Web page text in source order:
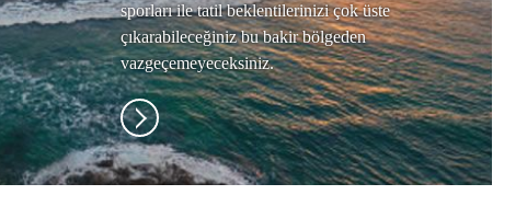
sporları ile tatil beklentilerinizi çok üste
çıkarabileceğiniz bu bakir bölgeden
vazgeçemeyeceksiniz.